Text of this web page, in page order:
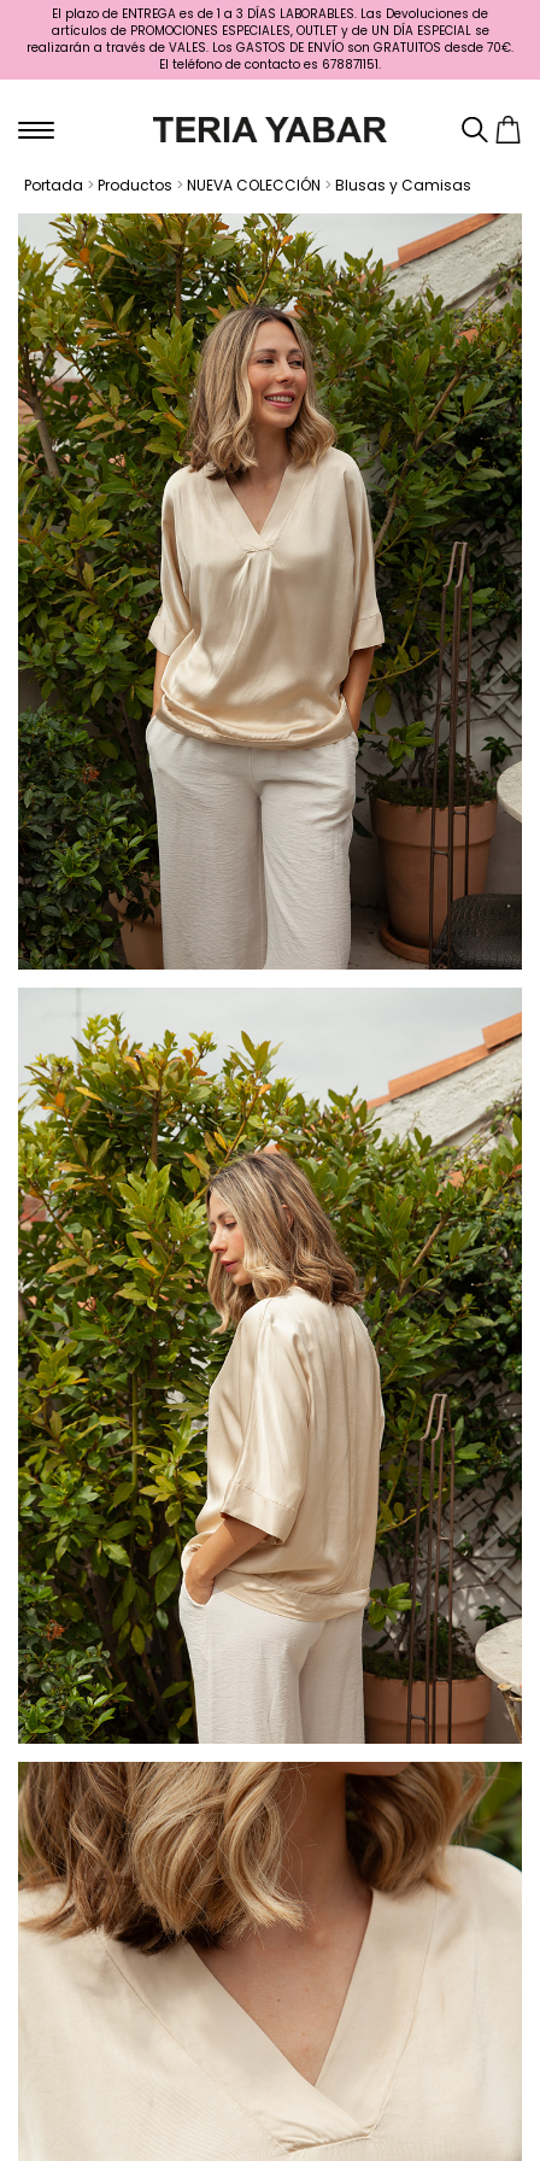
El plazo de ENTREGA es de 1 a 3 DÍAS LABORABLES. Las Devoluciones de
artículos de PROMOCIONES ESPECIALES, OUTLET y de UN DÍA ESPECIAL se
realizarán a través de VALES. Los GASTOS DE ENVÍO son GRATUITOS desde 70€.
El teléfono de contacto es 678871151.
Portada > Productos > NUEVA COLECCIÓN > Blusas y Camisas